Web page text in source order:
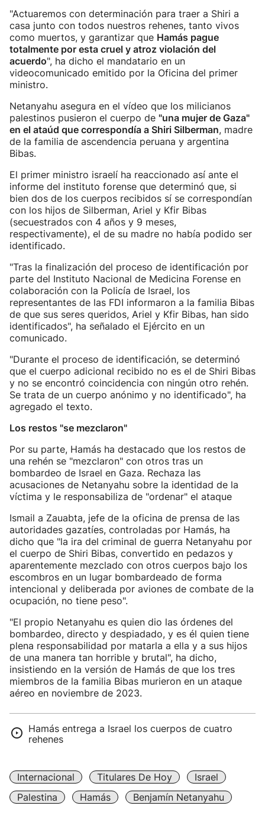
"Actuaremos con determinación para traer a Shiri a
casa junto con todos nuestros rehenes, tanto vivos
como muertos, y garantizar que Hamás pague
totalmente por esta cruel y atroz violación del
acuerdo", ha dicho el mandatario en un
videocomunicado emitido por la Oficina del primer
ministro.
Netanyahu asegura en el vídeo que los milicianos
palestinos pusieron el cuerpo de "una mujer de Gaza"
en el ataúd que correspondía a Shiri Silberman, madre
de la familia de ascendencia peruana y argentina
Bibas.
El primer ministro israelí ha reaccionado así ante el
informe del instituto forense que determinó que, si
bien dos de los cuerpos recibidos sí se correspondían
con los hijos de Silberman, Ariel y Kfir Bibas
(secuestrados con 4 años y 9 meses,
respectivamente), el de su madre no había podido ser
identificado.
"Tras la finalización del proceso de identificación por
parte del Instituto Nacional de Medicina Forense en
colaboración con la Policía de Israel, los
representantes de las FDI informaron a la familia Bibas
de que sus seres queridos, Ariel y Kfir Bibas, han sido
identificados", ha señalado el Ejército en un
comunicado.
"Durante el proceso de identificación, se determinó
que el cuerpo adicional recibido no es el de Shiri Bibas
y no se encontró coincidencia con ningún otro rehén.
Se trata de un cuerpo anónimo y no identificado", ha
agregado el texto.
Los restos "se mezclaron"
Por su parte, Hamás ha destacado que los restos de
una rehén se "mezclaron" con otros tras un
bombardeo de Israel en Gaza. Rechaza las
acusaciones de Netanyahu sobre la identidad de la
víctima y le responsabiliza de "ordenar" el ataque
Ismail a Zauabta, jefe de la oficina de prensa de las
autoridades gazatíes, controladas por Hamás, ha
dicho que "la ira del criminal de guerra Netanyahu por
el cuerpo de Shiri Bibas, convertido en pedazos y
aparentemente mezclado con otros cuerpos bajo los
escombros en un lugar bombardeado de forma
intencional y deliberada por aviones de combate de la
ocupación, no tiene peso".
"El propio Netanyahu es quien dio las órdenes del
bombardeo, directo y despiadado, y es él quien tiene
plena responsabilidad por matarla a ella y a sus hijos
de una manera tan horrible y brutal", ha dicho,
insistiendo en la versión de Hamás de que los tres
miembros de la familia Bibas murieron en un ataque
aéreo en noviembre de 2023.
Hamás entrega a Israel los cuerpos de cuatro
rehenes
Internacional Titulares De Hoy
Israel
Palestina
Hamás Benjamín Netanyahu